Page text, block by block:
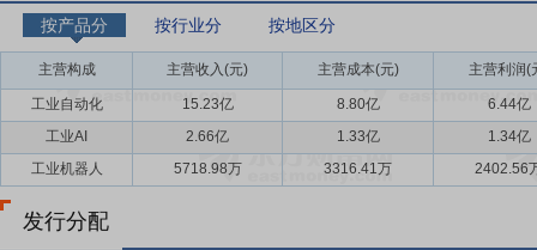
按产品分 按行业分 按地区分
主营构成 主营收入(元) 主营成本(元) 主营利润(
工业自动化 15.23亿 8.80亿
6.44亿
工业AI
2.66亿 1.33亿
1.34亿
工业机器人
5718.98万 3316.41万 2402.56
发行分配